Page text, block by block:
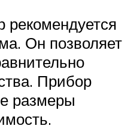
рекомендуется
Он позволяет
Прибор
размеры